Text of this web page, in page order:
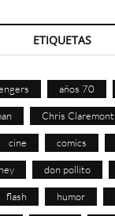
ETIQUETAS
años 70
Chris Claremont
cine comics
don pollito
flash humor